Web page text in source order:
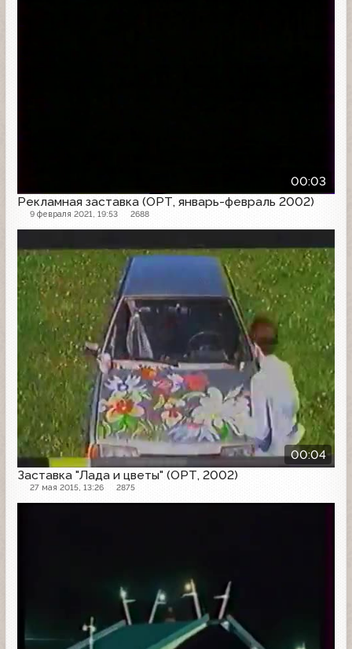
00:03
Рекламная заставка (ОРТ, январь-февраль 2002)
9 февраля 2021, 19:53 2688
00:04
Заставка "Лада и цветы" (ОРТ, 2002)
27 мая 2015, 13:26 2875